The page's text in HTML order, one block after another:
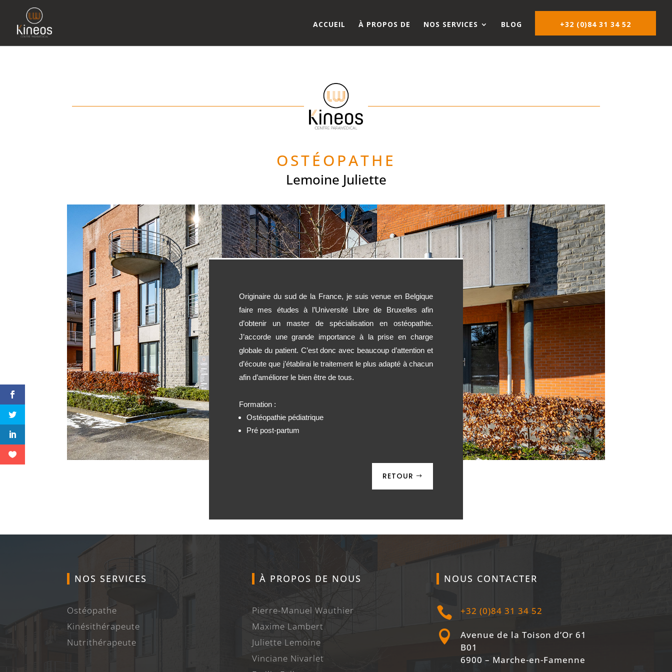
Warning: Constant SECUPRESS_COOKIEHASH_MODULE_ACTIVE already defined in
plugins/_secupress_cookiehash_6120ef3182244.php
ACCUEIL À PROPOS DE NOS SERVICES BLOG +32 (0)84 31 34 52
OSTÉOPATHE
Lemoine Juliette
Originaire du sud de la France, je suis venue en Belgique
faire mes études à l’Université Libre de Bruxelles afin
d’obtenir un master de spécialisation en ostéopathie.
J’accorde une grande importance à la prise en charge
globale du patient. C’est donc avec beaucoup d’attention et
d’écoute que j’établirai le traitement le plus adapté à chacun
afin d’améliorer le bien être de tous.
Formation :
Ostéopathie pédiatrique
Pré post-partum
RETOUR
NOS SERVICES
Ostéopathe
Kinésithérapeute
Nutrithérapeute
À PROPOS DE NOUS
Pierre-Manuel Wauthier
Maxime Lambert
Juliette Lemoine
Vinciane Nivarlet
NOUS CONTACTER
 +32 (0)84 31 34 52

Avenue de la Toison d’Or 61
B01
6900 – Marche-en-Famenne